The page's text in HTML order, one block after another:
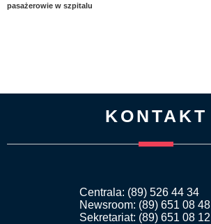
pasażerowie w szpitalu
KONTAKT
Centrala: (89) 526 44 34
Newsroom: (89) 651 08 48
Sekretariat: (89) 651 08 12